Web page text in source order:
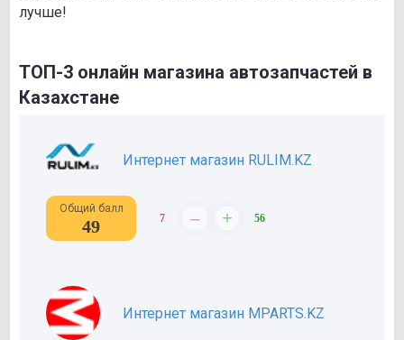
лучше!
ТОП-3 онлайн магазина автозапчастей в
Казахстане
Интернет магазин RULIM.KZ
Общий балл
49 7 – + 56
Интернет магазин MPARTS.KZ